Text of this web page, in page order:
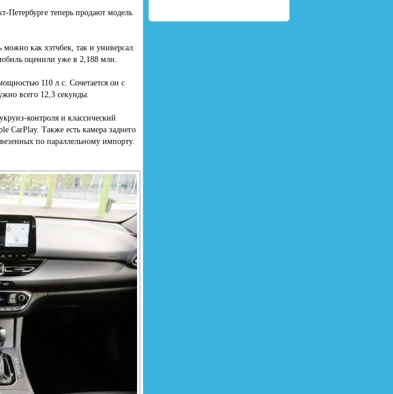
теперь продают модель
как хэтчбек, так и универсал.
оценили уже в 2,188 млн.
110 л.с. Сочетается он с
всего 12,3 секунды.
контроля и классический
CarPlay. Также есть камера заднего
по параллельному импорту.